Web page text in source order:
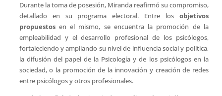
Durante la toma de posesión, Miranda reafirmó su compromiso,
detallado en su programa electoral. Entre los objetivos
propuestosen el mismo, se encuentra la promoción de la
empleabilidad y el desarrollo profesional de los psicólogos,
fortaleciendo y ampliando su nivel de influencia social y política,
la difusión del papel de la Psicología y de los psicólogos en la
sociedad, o la promoción de la innovación y creación de redes
entre psicólogos y otros profesionales.